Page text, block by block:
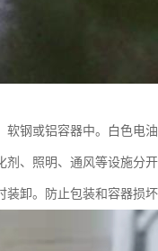
钢或铝容器中。白色电
、照明、通风等设施分
卸。防止包装和容器损坏